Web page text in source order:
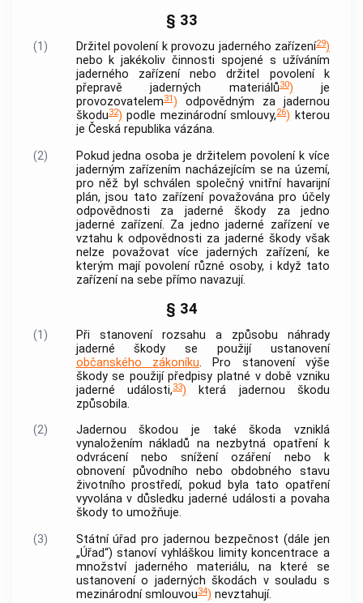
§ 33
(1) Držitel povolení k provozu jaderného zařízení29)
nebo k jakékoliv činnosti spojené s užíváním
jaderného zařízení nebo držitel povolení k
přepravě jaderných materiálů30) je
provozovatelem31) odpovědným za jadernou
škodu32) podle mezinárodní smlouvy,26) kterou
je Česká republika vázána.
(2)
Pokud jedna osoba je držitelem povolení k více
jaderným zařízením nacházejícím se na území,
pro něž byl schválen společný vnitřní havarijní
plán, jsou tato zařízení považována pro účely
odpovědnosti za jaderné škody za jedno
jaderné zařízení. Za jedno jaderné zařízení ve
vztahu k odpovědnosti za jaderné škody však
nelze považovat více jaderných zařízení, ke
kterým mají povolení různé osoby, i když tato
zařízení na sebe přímo navazují.
§ 34
(1)
Při stanovení rozsahu a způsobu náhrady
jaderné škody se použijí ustanovení
občanského zákoníku. Pro stanovení výše
škody se použijí předpisy platné v době vzniku
jaderné události,33) která jadernou škodu
způsobila.
(2)
Jadernou škodou je také škoda vzniklá
vynaložením nákladů na nezbytná opatření k
odvrácení nebo snížení ozáření nebo k
obnovení původního nebo obdobného stavu
životního prostředí, pokud byla tato opatření
vyvolána v důsledku jaderné události a povaha
škody to umožňuje.
(3)
Státní úřad pro jadernou bezpečnost (dále jen
„Úřad“) stanoví vyhláškou limity koncentrace a
množství jaderného materiálu, na které se
ustanovení o jaderných škodách v souladu s
mezinárodní smlouvou34) nevztahují.